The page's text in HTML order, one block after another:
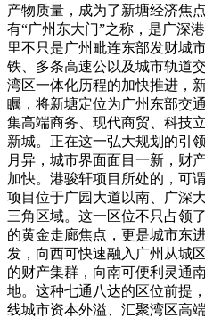
产物质量，成为了新塘经济焦
有“广州东大门”之称，是广深
里不只是广州毗连东部发财城
铁、多条高速公以及城市轨道
湾区一体化历程的加快推进，
瞩，将新塘定位为广州东部交
集高端商务、现代商贸、科技
新城。正在这一弘大规划的引
月异，城市界面面目一新，财
加快。港骏轩项目所处的，可
项目位于广园大道以南、广深
三角区域。这一区位不只占领
的黄金走廊焦点，更是城市东
发，向西可快速融入广州从城
的财产集群，向南可便利灵通
地。这种七通八达的区位前提
线城市资本外溢、汇聚湾区高